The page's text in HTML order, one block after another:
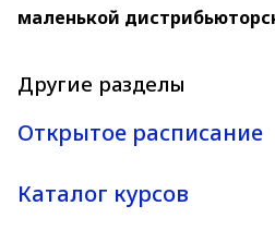
маленькой
Другие разделы
Открытое расписание
Каталог курсов